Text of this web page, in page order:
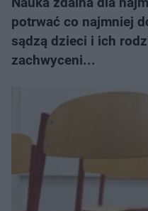
potrwać co najmniej
sądzą dzieci i ich
zachwyceni...